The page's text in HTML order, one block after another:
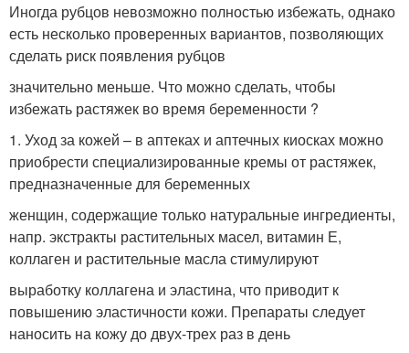
Иногда рубцов невозможно полностью избежать, однако
есть несколько проверенных вариантов, позволяющих
сделать риск появления рубцов
значительно меньше. Что можно сделать, чтобы
избежать растяжек во время беременности ?
1. Уход за кожей – в аптеках и аптечных киосках можно
приобрести специализированные кремы от растяжек,
предназначенные для беременных
женщин, содержащие только натуральные ингредиенты,
напр. экстракты растительных масел, витамин Е,
коллаген и растительные масла стимулируют
выработку коллагена и эластина, что приводит к
повышению эластичности кожи. Препараты следует
наносить на кожу до двух-трех раз в день